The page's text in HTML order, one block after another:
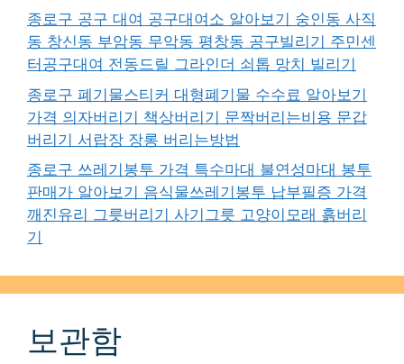
종로구 공구 대여 공구대여소 알아보기 숭인동 사직
동 창신동 부암동 무악동 평창동 공구빌리기 주민센
터공구대여 전동드릴 그라인더 쇠톱 망치 빌리기
종로구 폐기물스티커 대형폐기물 수수료 알아보기
가격 의자버리기 책상버리기 문짝버리는비용 문갑
버리기 서랍장 장롱 버리는방법
종로구 쓰레기봉투 가격 특수마대 불연성마대 봉투
판매가 알아보기 음식물쓰레기봉투 납부필증 가격
깨진유리 그릇버리기 사기그릇 고양이모래 흙버리
기
보관함